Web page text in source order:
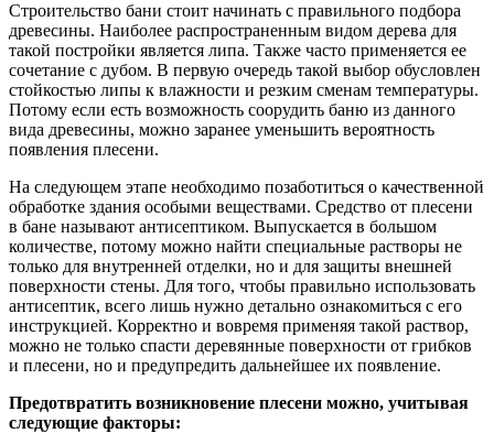
Строительство бани стоит начинать с правильного подбора
древесины. Наиболее распространенным видом дерева для
такой постройки является липа. Также часто применяется ее
сочетание с дубом. В первую очередь такой выбор обусловлен
стойкостью липы к влажности и резким сменам температуры.
Потому если есть возможность соорудить баню из данного
вида древесины, можно заранее уменьшить вероятность
появления плесени.
На следующем этапе необходимо позаботиться о качественной
обработке здания особыми веществами. Средство от плесени
в бане называют антисептиком. Выпускается в большом
количестве, потому можно найти специальные растворы не
только для внутренней отделки, но и для защиты внешней
поверхности стены. Для того, чтобы правильно использовать
антисептик, всего лишь нужно детально ознакомиться с его
инструкцией. Корректно и вовремя применяя такой раствор,
можно не только спасти деревянные поверхности от грибков
и плесени, но и предупредить дальнейшее их появление.
Предотвратить возникновение плесени можно, учитывая
следующие факторы: